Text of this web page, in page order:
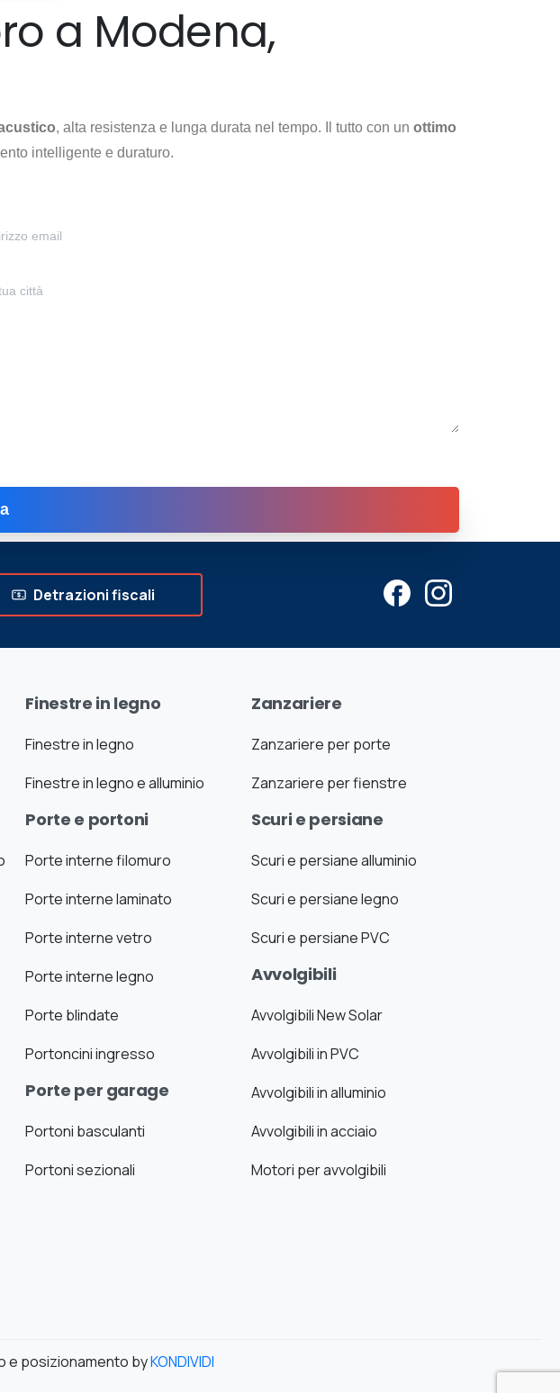
a Modena,
, alta resistenza e lunga durata nel tempo. Il tutto con un ottimo
intelligente e duraturo.
Detrazioni fiscali
Finestre in legno
Finestre in legno
Finestre in legno e alluminio
Porte e portoni
Porte interne filomuro
Porte interne laminato
Porte interne vetro
Porte interne legno
Porte blindate
Portoncini ingresso
Porte per garage
Portoni basculanti
Portoni sezionali
Zanzariere
Zanzariere per porte
Zanzariere per fienstre
Scuri e persiane
Scuri e persiane alluminio
Scuri e persiane legno
Scuri e persiane PVC
Avvolgibili
Avvolgibili New Solar
Avvolgibili in PVC
Avvolgibili in alluminio
Avvolgibili in acciaio
Motori per avvolgibili
e posizionamento byKONDIVIDI